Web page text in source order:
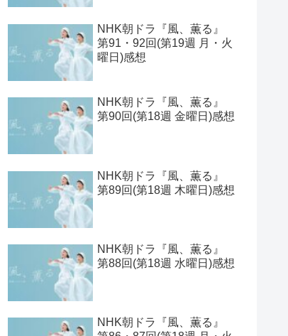
NHK朝ドラ『風、薫る』
第91・92回(第19週 月・火
曜日)感想
NHK朝ドラ『風、薫る』
第90回(第18週 金曜日)感想
NHK朝ドラ『風、薫る』
第89回(第18週 木曜日)感想
NHK朝ドラ『風、薫る』
第88回(第18週 水曜日)感想
NHK朝ドラ『風、薫る』